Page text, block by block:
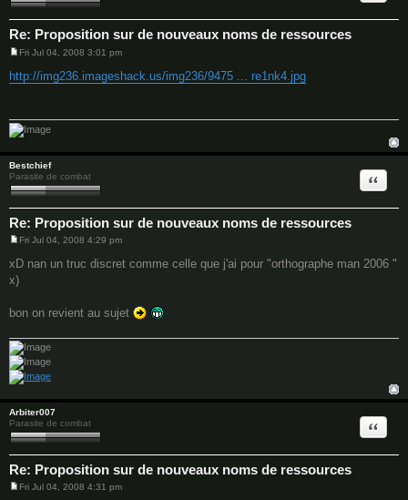
Re: Proposition sur de nouveaux noms de ressources
o
s
Fri Jul 04, 2008 3:01 pm
http://img236.imageshack.us/img236/9475 ... re1nk4.jpg
Bestchief
Parasite de combat
Re: Proposition sur de nouveaux noms de ressources
Quote
o
s
Fri Jul 04, 2008 4:29 pm
xD nan un truc discret comme celle que j'ai pour "orthographe man 2006 "
x)
bon on revient au sujet
Arbiter007
Parasite de combat
Re: Proposition sur de nouveaux noms de ressources
Quote
Fri Jul 04, 2008 4:31 pm